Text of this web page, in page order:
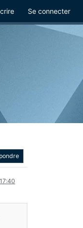
Se connecter